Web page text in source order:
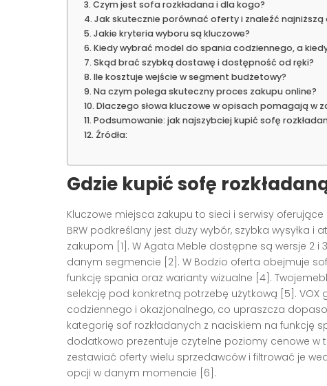
Czym jest sofa rozkładana i dla kogo?
Jak skutecznie porównać oferty i znaleźć najniższą
Jakie kryteria wyboru są kluczowe?
Kiedy wybrać model do spania codziennego, a
Skąd brać szybką dostawę i dostępność od ręki?
Ile kosztuje wejście w segment budżetowy?
Na czym polega skuteczny proces zakupu online?
Dlaczego słowa kluczowe w opisach pomagają w
Podsumowanie: jak najszybciej kupić sofę
Źródła:
Gdzie kupić sofę
Kluczowe miejsca zakupu to sieci i serwisy
BRW podkreślany jest duży wybór, szybka wysyłka
zakupom [1]. W Agata Meble dostępne są wersje 2
danym segmencie [2]. W Bodzio oferta obejmuje
funkcję spania oraz warianty wizualne [4].
selekcję pod konkretną potrzebę użytkową [5].
codziennego i okazjonalnego, co upraszcza
kategorię sof rozkładanych z naciskiem na funkcję
dodatkowo prezentuje czytelne poziomy cenowe w
zestawiać oferty wielu sprzedawców i filtrować je
opcji w danym momencie [6].